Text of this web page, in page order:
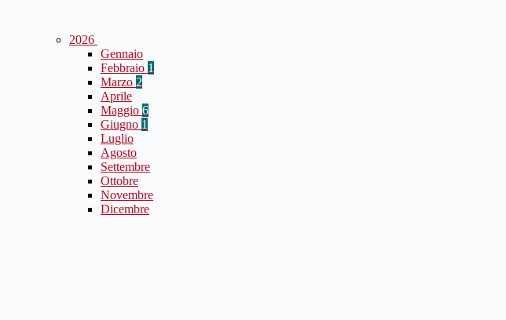
2026
Gennaio
Febbraio 1
Marzo 2
Aprile
Maggio 6
Giugno 1
Luglio
Agosto
Settembre
Ottobre
Novembre
Dicembre